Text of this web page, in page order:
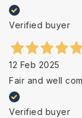
Verified buyer
12 Feb 2025
Fair and well
Verified buyer